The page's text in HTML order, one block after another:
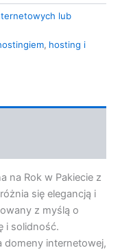
lub
, hosting i
na Rok w Pakiecie z
się elegancją i
z myślą o
i solidność.
domeny internetowej,